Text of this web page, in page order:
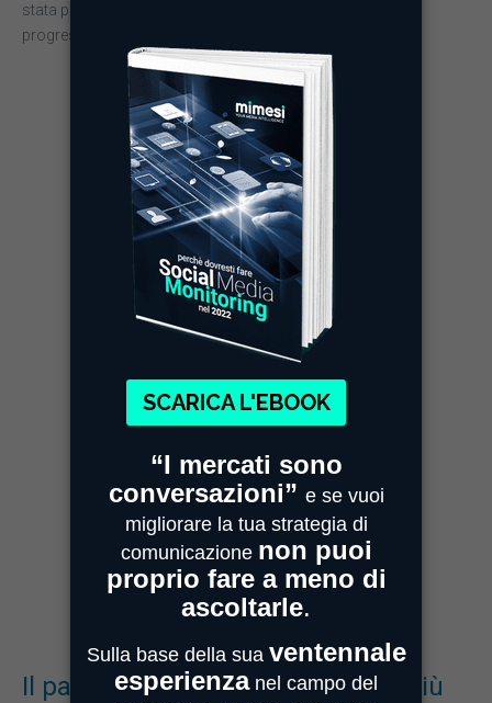
stata percepita come un potente segnale di inclusione e
progresso.
Il post pubblicato dal canale Instagram ufficiale dei
giochi olimpici sulla performance di Andrea Bocelli ha
raccolto da solo 658mila like. Fonte:Mimesi
Il pattinaggio artistico disciplina più